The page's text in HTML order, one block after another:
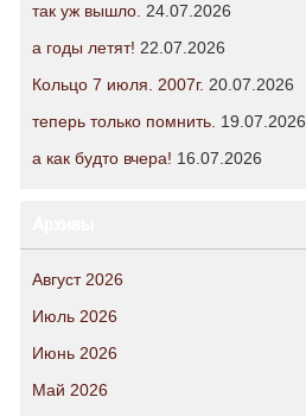
так уж вышло. 24.07.2026
а годы летят! 22.07.2026
Кольцо 7 июля. 2007г. 20.07.2026
теперь только помнить. 19.07.2026
а как будто вчера! 16.07.2026
Август 2026
Июль 2026
Июнь 2026
Май 2026